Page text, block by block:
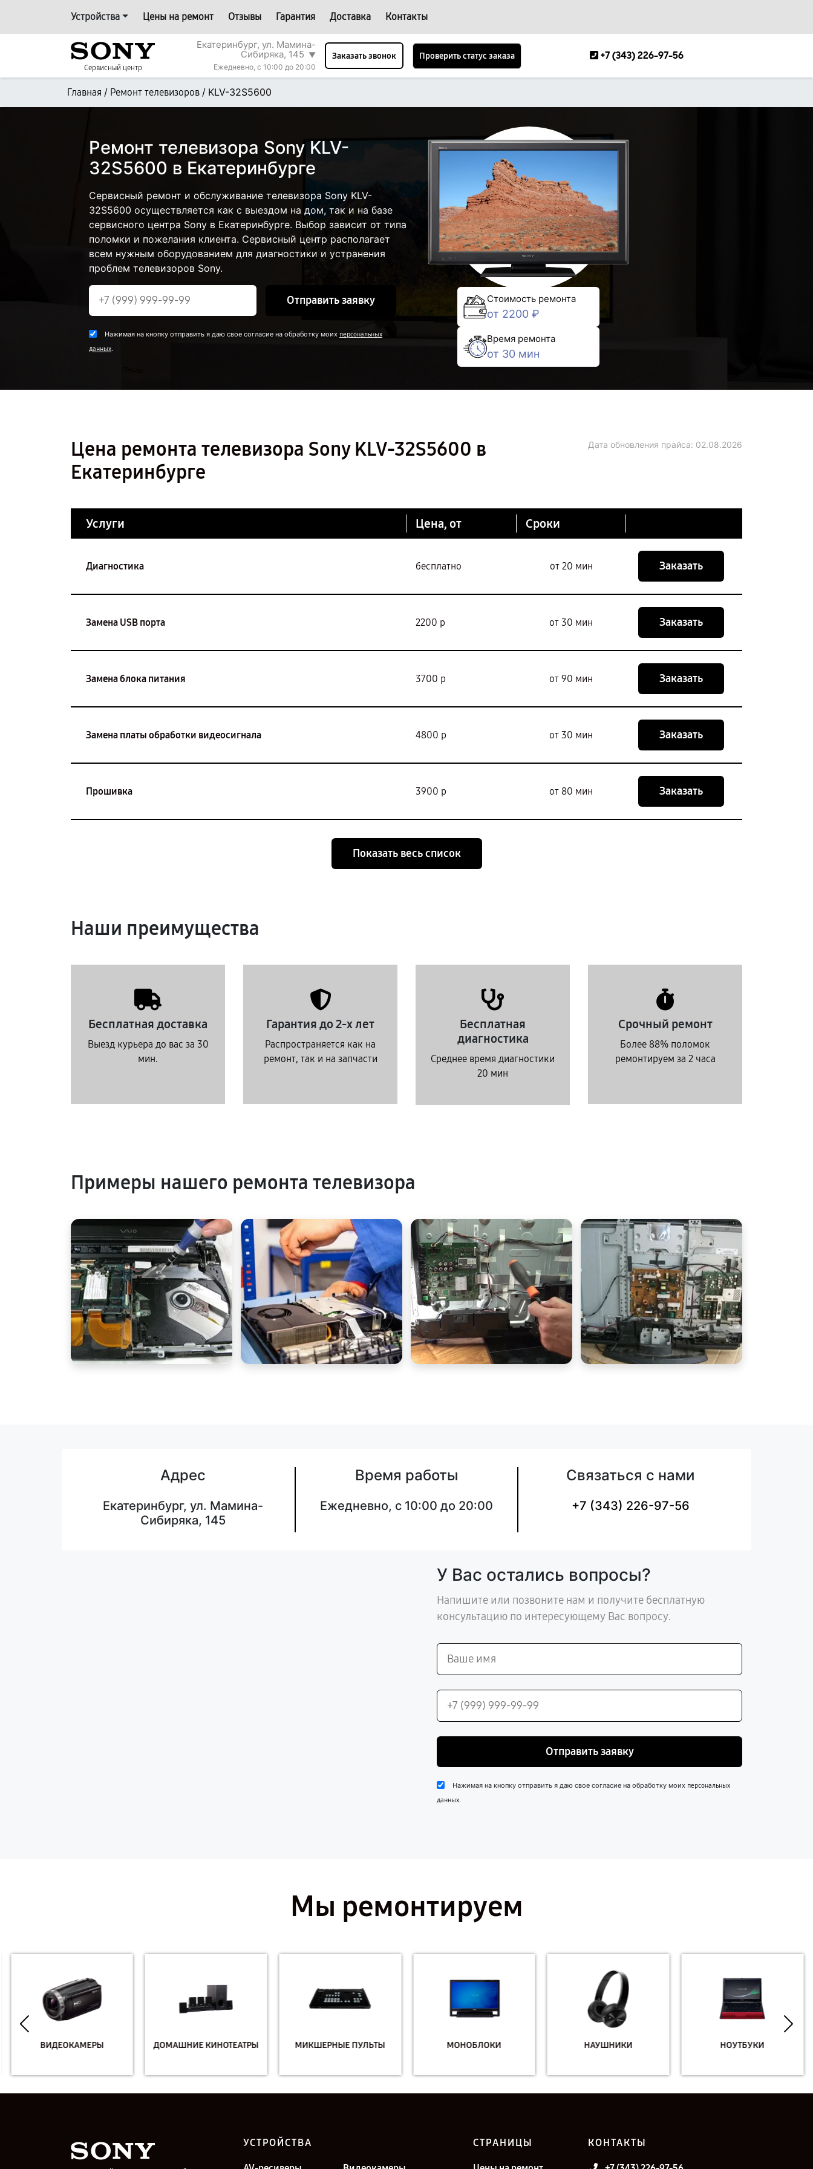
Устройства Цены на ремонт Отзывы Гарантия Доставка Контакты
Сервисный центр
Екатеринбург, ул. Мамина-
Сибиряка, 145 ▼
Ежедневно, с 10:00 до 20:00
Заказать звонок Проверить статус заказа +7 (343) 226-97-56
Главная / Ремонт телевизоров / KLV-32S5600
Ремонт телевизора Sony KLV-
32S5600 в Екатеринбурге
Сервисный ремонт и обслуживание телевизора Sony KLV-
32S5600 осуществляется как с выездом на дом, так и на базе
сервисного центра Sony в Екатеринбурге. Выбор зависит от типа
поломки и пожелания клиента. Сервисный центр располагает
всем нужным оборудованием для диагностики и устранения
проблем телевизоров Sony.
Отправить заявку
Нажимая на кнопку отправить я даю свое согласие на обработку моих персональных
данных.
Стоимость ремонта
от 2200 ₽
Время ремонта
от 30 мин
Цена ремонта телевизора Sony KLV-32S5600 в
Екатеринбурге
Дата обновления прайса: 02.08.2026
Услуги Цена, от Сроки
Диагностика бесплатно от 20 мин Заказать
Замена USB порта 2200 р от 30 мин Заказать
Замена блока питания 3700 р от 90 мин Заказать
Замена платы обработки видеосигнала 4800 р от 30 мин Заказать
Прошивка 3900 р от 80 мин Заказать
Показать весь список
Наши преимущества
Бесплатная доставка
Выезд курьера до вас за 30
мин.
Гарантия до 2-х лет
Распространяется как на
ремонт, так и на запчасти
Бесплатная
диагностика
Среднее время диагностики
20 мин
Срочный ремонт
Более 88% поломок
ремонтируем за 2 часа
Примеры нашего ремонта телевизора
Адрес
Екатеринбург, ул. Мамина-
Сибиряка, 145
Время работы
Ежедневно, с 10:00 до 20:00
Связаться с нами
+7 (343) 226-97-56
У Вас остались вопросы?
Напишите или позвоните нам и получите бесплатную
консультацию по интересующему Вас вопросу.
Отправить заявку
Нажимая на кнопку отправить я даю свое согласие на обработку моих персональных
данных.
Мы ремонтируем
ВИДЕОКАМЕРЫ ДОМАШНИЕ КИНОТЕАТРЫ МИКШЕРНЫЕ ПУЛЬТЫ МОНОБЛОКИ НАУШНИКИ НОУТБУКИ
УСТРОЙСТВА СТРАНИЦЫ КОНТАКТЫ